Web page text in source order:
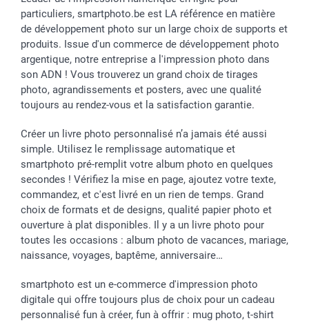
Dénicheur d'idées cadeau
Rentrée des classes
Communion
Saint-Valentin
Vacances
Conditions générales
Vie privée
Gestion des cookies
Tarifs
Investisseurs
Droit de rétractation
Modes de paiement
Modes de livraison
Grandes Quantités
Statut de ma commande
particuliers, smartphoto.be est LA référence en matière
de développement photo sur un large choix de supports et
produits. Issue d'un commerce de développement photo
argentique, notre entreprise a l'impression photo dans
son ADN ! Vous trouverez un grand choix de tirages
photo, agrandissements et posters, avec une qualité
toujours au rendez-vous et la satisfaction garantie.
Créer un livre photo personnalisé n’a jamais été aussi
simple. Utilisez le remplissage automatique et
smartphoto pré-remplit votre album photo en quelques
secondes ! Vérifiez la mise en page, ajoutez votre texte,
commandez, et c'est livré en un rien de temps. Grand
choix de formats et de designs, qualité papier photo et
ouverture à plat disponibles. Il y a un livre photo pour
toutes les occasions : album photo de vacances, mariage,
naissance, voyages, baptême, anniversaire…
smartphoto est un e-commerce d'impression photo
digitale qui offre toujours plus de choix pour un cadeau
personnalisé fun à créer, fun à offrir : mug photo, t-shirt